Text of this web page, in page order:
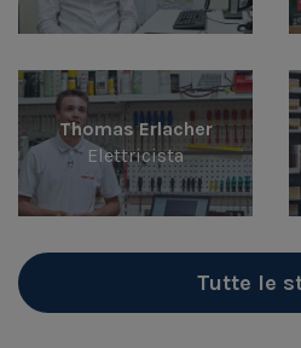
Thomas Erlacher
Elettricista
Tutte le